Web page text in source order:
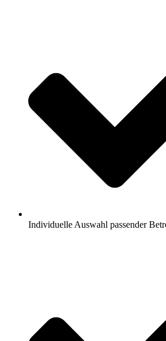
Individuelle Auswahl passender